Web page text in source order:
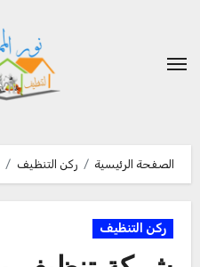
المحتوى
الصفحة الرئيسية ركن التنظيف
ركن التنظيف